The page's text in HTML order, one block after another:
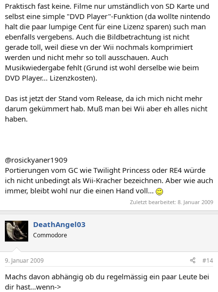
Praktisch fast keine. Filme nur umständlich von SD Karte und
selbst eine simple "DVD Player"-Funktion (da wollte nintendo
halt die paar lumpige Cent für eine Lizenz sparen) such man
ebenfalls vergebens. Auch die Bildbetrachtung ist nicht
gerade toll, weil diese vn der Wii nochmals komprimiert
werden und nicht mehr so toll ausschauen. Auch
Musikwiedergabe fehlt (Grund ist wohl derselbe wie beim
DVD Player... Lizenzkosten).
Das ist jetzt der Stand vom Release, da ich mich nicht mehr
darum gekümmert hab. Muß man bei Wii aber eh alles nicht
haben.
@rosickyaner1909
Portierungen vom GC wie Twilight Princess oder RE4 würde
ich nicht unbedingt als Wii-Kracher bezeichnen. Aber wie auch
immer, bleibt wohl nur die einen Hand voll...
Zuletzt bearbeitet: 8. Januar 2009
DeathAngel03
Commodore
9. Januar 2009 #14
Machs davon abhängig ob du regelmässig ein paar Leute bei
dir hast...wenn->